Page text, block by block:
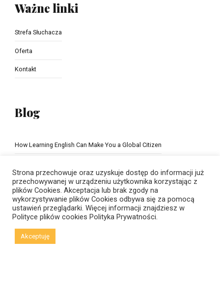
Ważne linki
Strefa Słuchacza
Oferta
Kontakt
Blog
How Learning English Can Make You a Global Citizen
© Copyright 2021 New Horizons | Created by
Strona przechowuje oraz uzyskuje dostęp do informacji już
przechowywanej w urządzeniu użytkownika korzystając z
plików Cookies. Akceptacja lub brak zgody na
wykorzystywanie plików Cookies odbywa się za pomocą
ustawień przeglądarki. Więcej informacji znajdziesz w
Polityce plików cookies Polityka Prywatności.
Akceptuję